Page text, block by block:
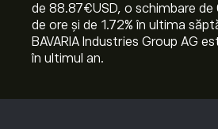
de 88.87‎€‎USD, o schimbare de
de ore și de ‎1.72‎% în ultima
BAVARIA Industries Group AG
în ultimul an.